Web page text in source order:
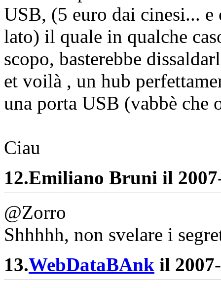
USB, (5 euro dai cinesi... e
lato) il quale in qualche
scopo, basterebbe
et voilà , un hub
una porta USB (vabbè che
Ciau
12.Emiliano Bruni il
@Zorro
Shhhhh, non svelare i
13.WebDataBAnk il